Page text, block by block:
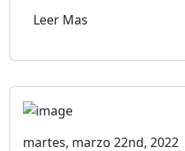
Leer Mas
martes, marzo 22nd, 2022